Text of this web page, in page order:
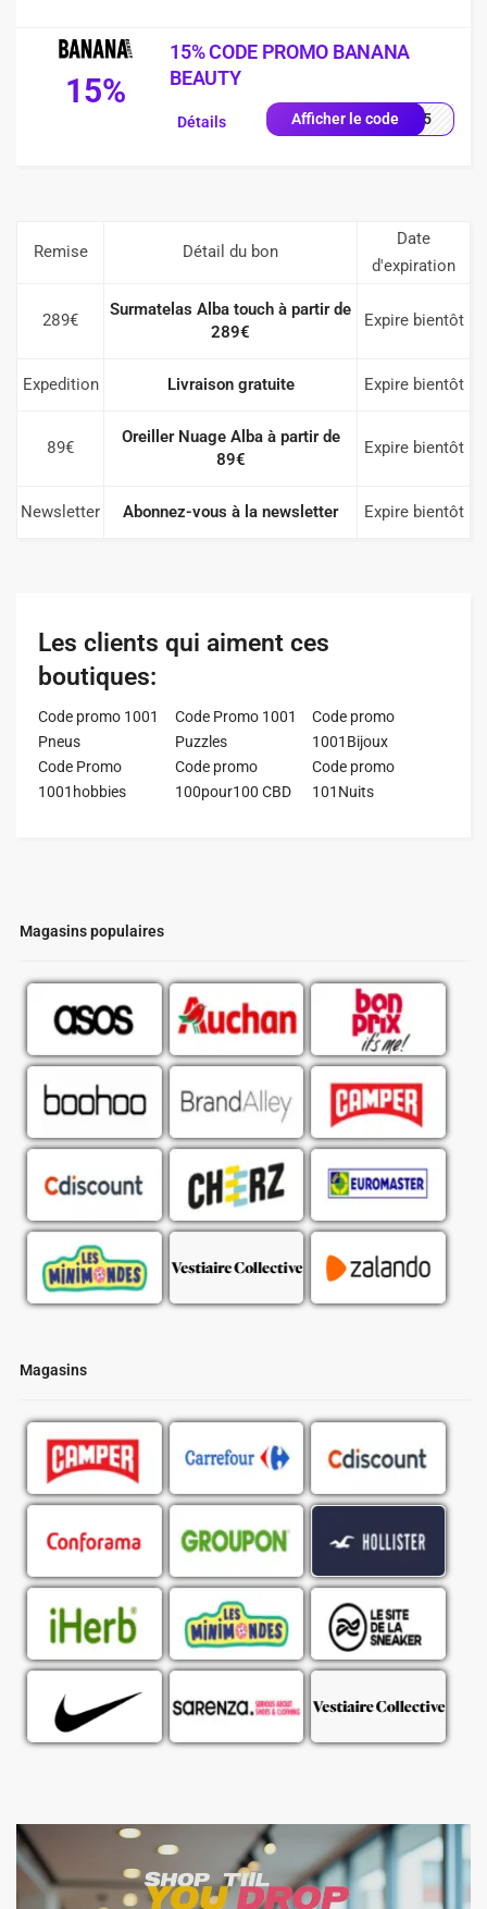
Magasins populaires
Magasins
15%
15% CODE PROMO BANANA
BEAUTY
Afficher le codeNA15
Détails
Remise Détail du bon
Date
d'expiration
289€
Surmatelas Alba touch à partir de
289€
Expire bientôt
Expedition Livraison gratuite Expire bientôt
89€
Oreiller Nuage Alba à partir de
89€
Expire bientôt
Newsletter Abonnez-vous à la newsletter Expire bientôt
Les clients qui aiment ces
boutiques:
Code promo 1001
Pneus
Code Promo 1001
Puzzles
Code promo
1001Bijoux
Code Promo
1001hobbies
Code promo
100pour100 CBD
Code promo
101Nuits